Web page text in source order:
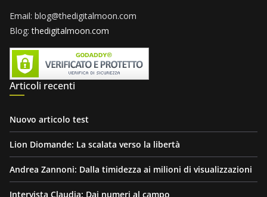
Email: blog@thedigitalmoon.com
Blog:thedigitalmoon.com
Articoli recenti
Nuovo articolo test
Lion Diomande: La scalata verso la libertà
Andrea Zannoni: Dalla timidezza ai milioni di visualizzazioni
Intervista Claudia: Dai numeri al campo